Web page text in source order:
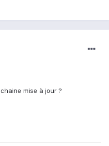
mise à jour ?